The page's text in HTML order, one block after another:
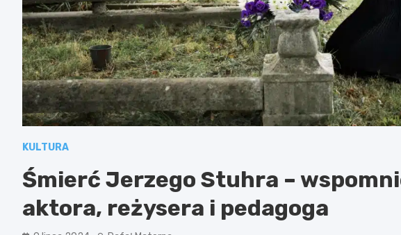
KULTURA
Śmierć Jerzego Stuhra –
aktora, reżysera i pedagoga